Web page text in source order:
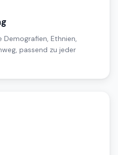
Ethnien,
passend zu jeder